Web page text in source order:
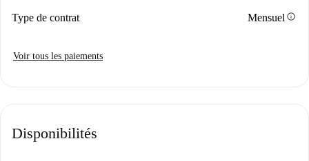
Type de contrat Mensuel info
Voir tous les paiements
Disponibilités